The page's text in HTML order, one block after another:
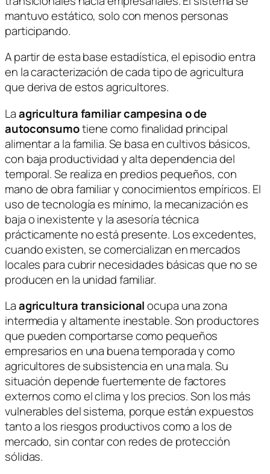
mantuvo estático, solo con menos personas
participando.
A partir de esta base estadística, el episodio entra
en la caracterización de cada tipo de agricultura
que deriva de estos agricultores.
Laagricultura familiar campesina o de
autoconsumotiene como finalidad principal
alimentar a la familia. Se basa en cultivos básicos,
con baja productividad y alta dependencia del
temporal. Se realiza en predios pequeños, con
mano de obra familiar y conocimientos empíricos. El
uso de tecnología es mínimo, la mecanización es
baja o inexistente y la asesoría técnica
prácticamente no está presente. Los excedentes,
cuando existen, se comercializan en mercados
locales para cubrir necesidades básicas que no se
producen en la unidad familiar.
Laagricultura transicionalocupa una zona
intermedia y altamente inestable. Son productores
que pueden comportarse como pequeños
empresarios en una buena temporada y como
agricultores de subsistencia en una mala. Su
situación depende fuertemente de factores
externos como el clima y los precios.Son los más
vulnerables del sistema, porque están expuestos
tanto a los riesgos productivos como a los de
mercado, sin contar con redes de protección
sólidas.